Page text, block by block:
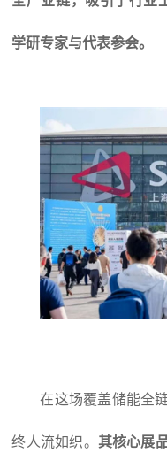
学研专家与代表参会。
在这场覆盖储能全
终人流如织。 其核心展